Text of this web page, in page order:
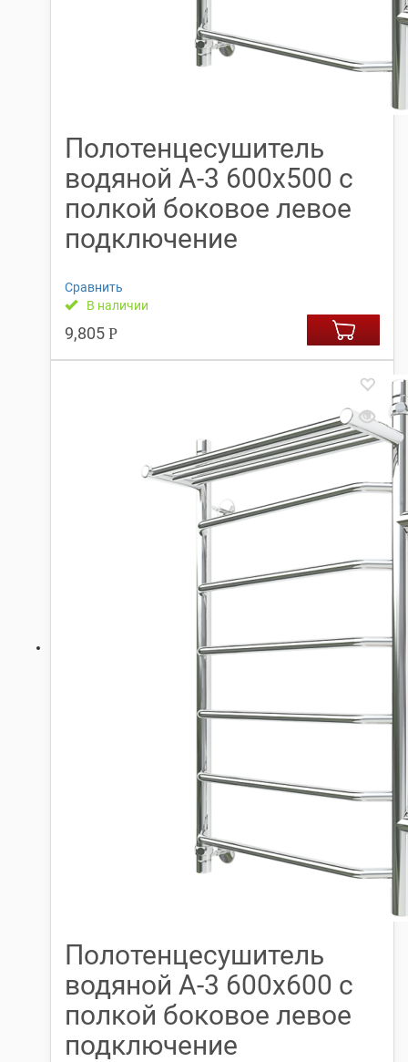
Полотенцесушитель
водяной А-3 600х500 с
полкой боковое левое
подключение
Сравнить
В наличии
9,805 Р
Полотенцесушитель
водяной А-3 600х600 с
полкой боковое левое
подключение